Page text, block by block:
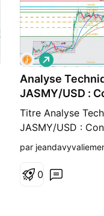
Analyse
JASMY/USD :
Titre Analyse
JASMY/USD :
Tendance
atteint, cap sur
L
o
n
g
par
0